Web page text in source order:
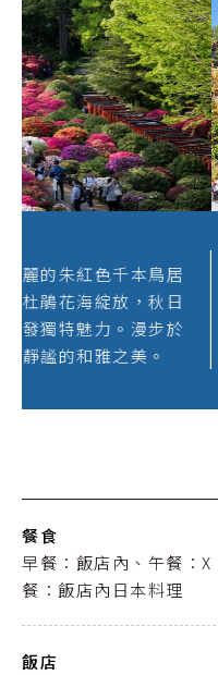
創建逾千年的根津神
與四季變幻的庭園聞
楓紅映照古殿，歲月
綠意盎然神社內，感
餐食
早餐：飯店內、午餐：
餐：飯店內日本料理
飯店